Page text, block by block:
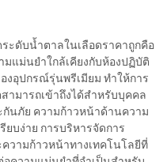
ะดับน้ำตาลในเลือดราคาถูกคือ
แม่นยำใกล้เคียงกับห้องปฏิบัติ
งอุปกรณ์รุ่นพรีเมียม ทำให้การ
ามารถเข้าถึงได้สำหรับบุคคล
นภัย ความก้าวหน้าด้านความ
ยบง่าย การบริหารจัดการ
วามก้าวหน้าทางเทคโนโลยีที่